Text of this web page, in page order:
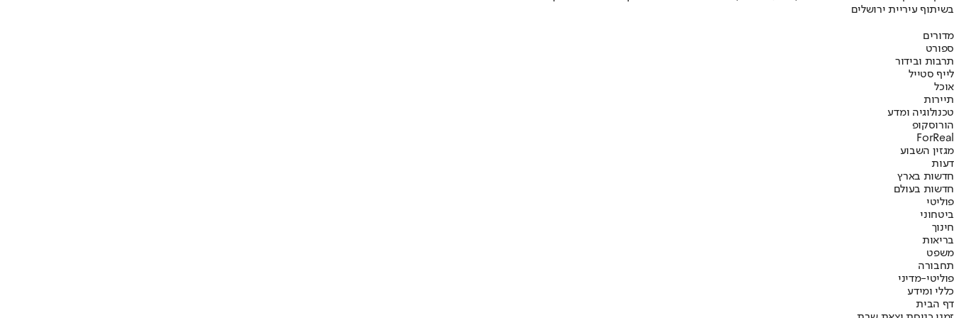
בשיתוף עיריית ירושלים
מדורים
ספורט
תרבות ובידור
לייף סטייל
אוכל
תיירות
טכנולוגיה ומדע
הורוסקופ
ForReal
מגזין השבוע
דעות
חדשות בארץ
חדשות בעולם
פוליטי
ביטחוני
חינוך
בריאות
משפט
תחבורה
פוליטי-מדיני
כללי ומידע
דף הבית